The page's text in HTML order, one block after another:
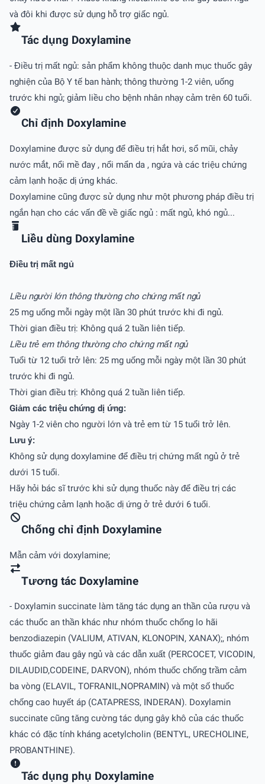
và đôi khi được sử dụng hỗ trợ giấc ngủ.
Tác dụng Doxylamine
- Điều trị mất ngủ: sản phẩm không thuộc danh mục thuốc gây
nghiện của Bộ Y tế ban hành; thông thường 1-2 viên, uống
trước khi ngủ; giảm liều cho bệnh nhân nhạy cảm trên 60 tuổi.
Chỉ định Doxylamine
Doxylamine được sử dụng để điều trị hắt hơi, sổ mũi, chảy
nước mắt, nổi mề đay , nổi mẩn da , ngứa và các triệu chứng
cảm lạnh hoặc dị ứng khác.
Doxylamine cũng được sử dụng như một phương pháp điều trị
ngắn hạn cho các vấn đề về giấc ngủ : mất ngủ, khó ngủ...
Liều dùng Doxylamine
Điều trị mất ngủ
Liều người lớn thông thường cho chứng mất ngủ
25 mg uống mỗi ngày một lần 30 phút trước khi đi ngủ.
Thời gian điều trị: Không quá 2 tuần liên tiếp.
Liều trẻ em thông thường cho chứng mất ngủ
Tuổi từ 12 tuổi trở lên: 25 mg uống mỗi ngày một lần 30 phút
trước khi đi ngủ.
Thời gian điều trị: Không quá 2 tuần liên tiếp.
Giảm các triệu chứng dị ứng:
Ngày 1-2 viên cho người lớn và trẻ em từ 15 tuổi trở lên.
Lưu ý:
Không sử dụng doxylamine để điều trị chứng mất ngủ ở trẻ
dưới 15 tuổi.
Hãy hỏi bác sĩ trước khi sử dụng thuốc này để điều trị các
triệu chứng cảm lạnh hoặc dị ứng ở trẻ dưới 6 tuổi.
Chống chỉ định Doxylamine
Mẫn cảm với doxylamine;
Tương tác Doxylamine
- Doxylamin succinate làm tǎng tác dụng an thần của rượu và
các thuốc an thần khác như nhóm thuốc chống lo hãi
benzodiazepin (VALIUM, ATIVAN, KLONOPIN, XANAX);, nhóm
thuốc giảm đau gây ngủ và các dẫn xuất (PERCOCET, VICODIN,
DILAUDID,CODEINE, DARVON), nhóm thuốc chống trầm cảm
ba vòng (ELAVIL, TOFRANIL,NOPRAMIN) và một số thuốc
chống cao huyết áp (CATAPRESS, INDERAN). Doxylamin
succinate cũng tǎng cường tác dụng gây khô của các thuốc
khác có đặc tính kháng acetylcholin (BENTYL, URECHOLINE,
PROBANTHINE).
Tác dụng phụ Doxylamine